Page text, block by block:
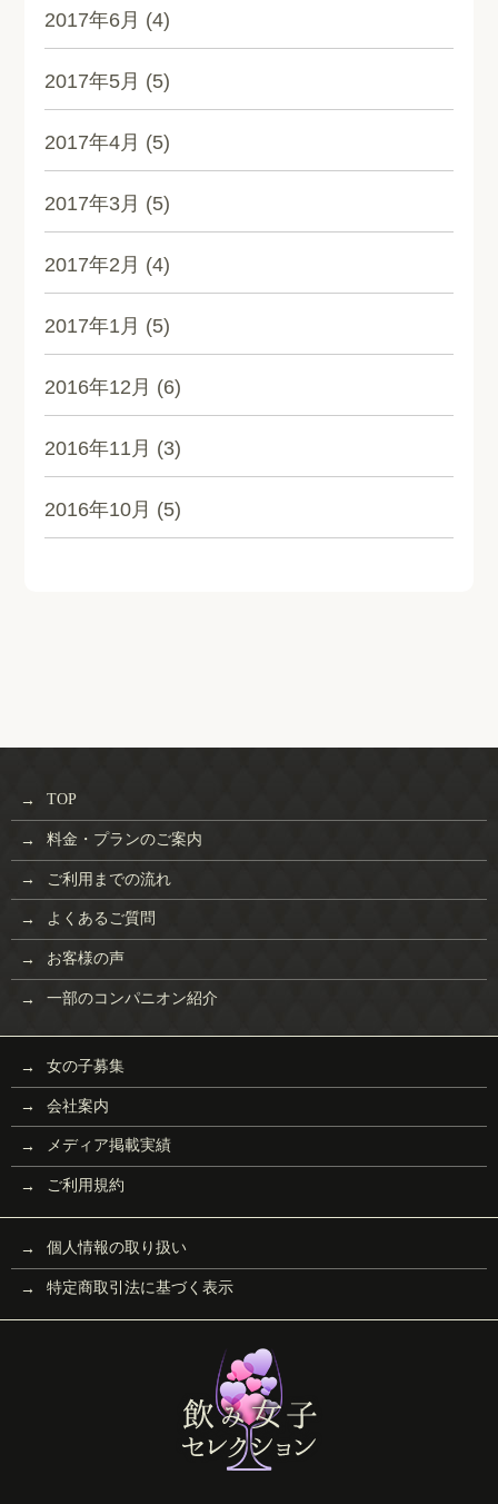
2017年6月 (4)
2017年5月 (5)
2017年4月 (5)
2017年3月 (5)
2017年2月 (4)
2017年1月 (5)
2016年12月 (6)
2016年11月 (3)
2016年10月 (5)
TOP
料金・プランのご案内
ご利用までの流れ
よくあるご質問
お客様の声
一部のコンパニオン紹介
女の子募集
会社案内
メディア掲載実績
ご利用規約
個人情報の取り扱い
特定商取引法に基づく表示